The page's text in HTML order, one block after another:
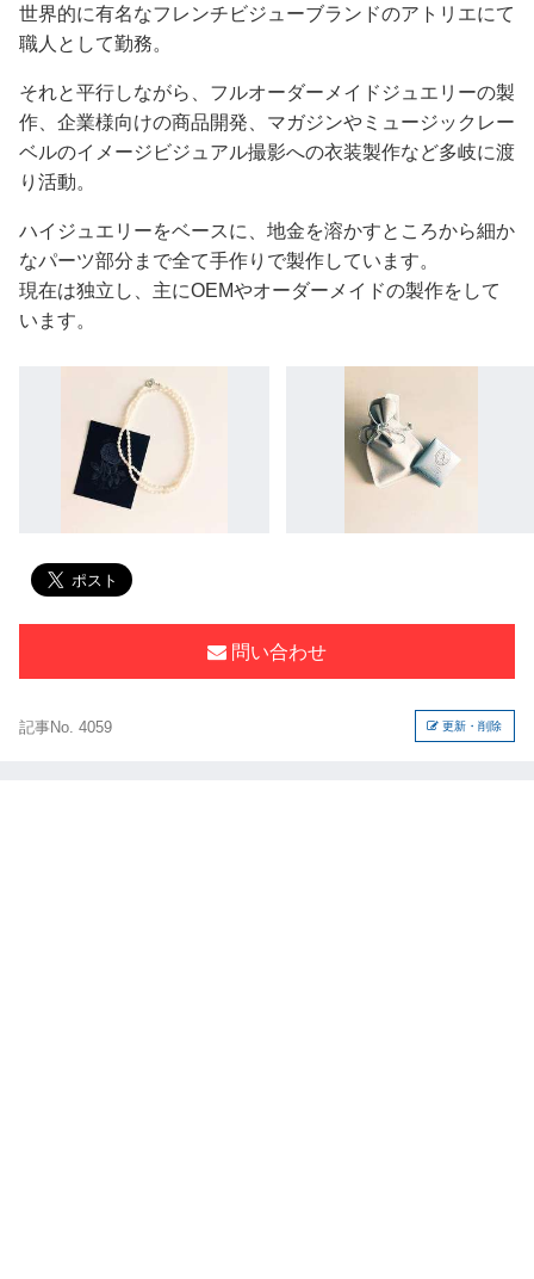
世界的に有名なフレンチビジューブランドのアトリエにて
職人として勤務。
それと平行しながら、フルオーダーメイドジュエリーの製
作、企業様向けの商品開発、マガジンやミュージックレー
ベルのイメージビジュアル撮影への衣装製作など多岐に渡
り活動。
ハイジュエリーをベースに、地金を溶かすところから細か
なパーツ部分まで全て手作りで製作しています。
現在は独立し、主にOEMやオーダーメイドの製作をして
います。
問い合わせ
記事No. 4059 更新・削除